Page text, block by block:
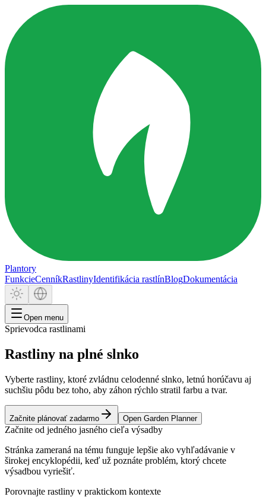
Plantory
FunkcieCenníkRastlinyIdentifikácia rastlínBlogDokumentácia
Open menu
Sprievodca rastlinami
Rastliny na plné slnko
Vyberte rastliny, ktoré zvládnu celodenné slnko, letnú horúčavu aj
suchšiu pôdu bez toho, aby záhon rýchlo stratil farbu a tvar.
Začnite plánovať zadarmo Open Garden Planner
Začnite od jedného jasného cieľa výsadby
Stránka zameraná na tému funguje lepšie ako vyhľadávanie v
širokej encyklopédii, keď už poznáte problém, ktorý chcete
výsadbou vyriešiť.
Porovnajte rastliny v praktickom kontexte